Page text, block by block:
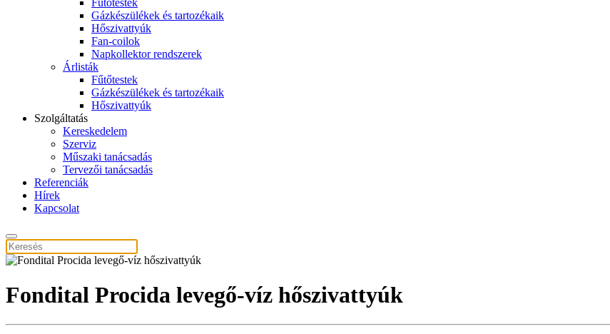
Fűtőtestek
Gázkészülékek és tartozékaik
Hőszivattyúk
Fan-coilok
Napkollektor rendszerek
Árlisták
Fűtőtestek
Gázkészülékek és tartozékaik
Hőszivattyúk
Szolgáltatás
Kereskedelem
Szerviz
Műszaki tanácsadás
Tervezői tanácsadás
Referenciák
Hírek
Kapcsolat
Fondital Procida levegő-víz hőszivattyúk